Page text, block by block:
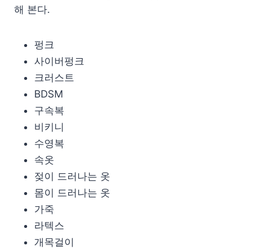
해 본다.
펑크
사이버펑크
크러스트
BDSM
구속복
비키니
수영복
속옷
젖이 드러나는 옷
몸이 드러나는 옷
가죽
라텍스
개목걸이